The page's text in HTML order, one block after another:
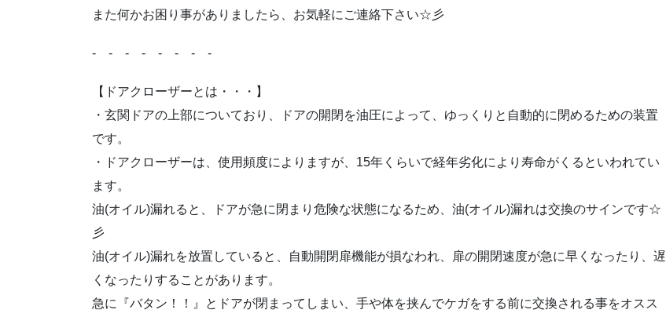
また何かお困り事がありましたら、お気軽にご連絡下さい☆彡
‐ ‐ ‐ ‐ ‐ ‐ ‐ ‐
【ドアクローザーとは・・・】
・玄関ドアの上部についており、ドアの開閉を油圧によって、ゆっくりと自動的に閉めるための装置
です。
・ドアクローザーは、使用頻度によりますが、15年くらいで経年劣化により寿命がくるといわれてい
ます。
油(オイル)漏れると、ドアが急に閉まり危険な状態になるため、油(オイル)漏れは交換のサインです☆
彡
油(オイル)漏れを放置していると、自動開閉扉機能が損なわれ、扉の開閉速度が急に早くなったり、遅
くなったりすることがあります。
急に『バタン！！』とドアが閉まってしまい、手や体を挟んでケガをする前に交換される事をオスス